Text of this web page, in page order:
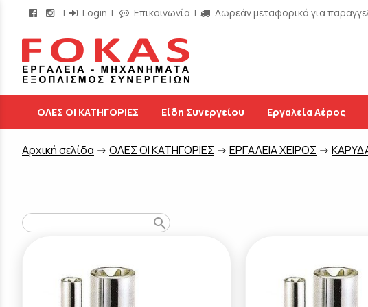
| Login | Επικοινωνία | Δωρεάν μεταφορικά για
/
ΟΛΕΣ ΟΙ ΚΑΤΗΓΟΡΙΕΣ Είδη Συνεργείου Εργαλεία Αέρος
Aρχική σελίδα -> ΟΛΕΣ ΟΙ ΚΑΤΗΓΟΡΙΕΣ -> ΕΡΓΑΛΕΙΑ ΧΕΙΡΟΣ ->
search